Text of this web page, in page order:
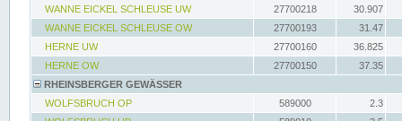
WANNE EICKEL SCHLEUSE UW
27700218
30.907
WANNE EICKEL SCHLEUSE OW
27700193
31.47
HERNE UW
27700160
36.825
HERNE OW
27700150
37.35
RHEINSBERGER GEWÄSSER
WOLFSBRUCH OP
589000
2.3